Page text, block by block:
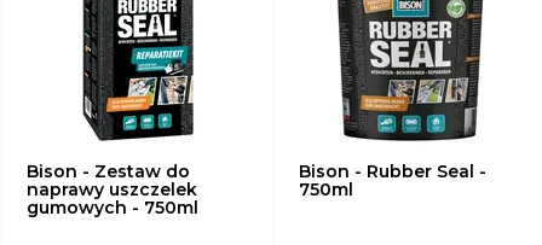
Bison - Zestaw do
naprawy uszczelek
gumowych - 750ml
Bison - Rubber Seal -
750ml